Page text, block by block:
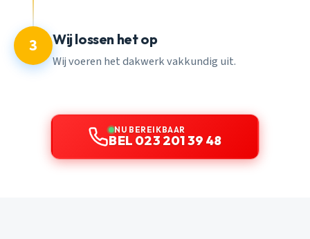
3 Wij lossen het op
Wij voeren het dakwerk vakkundig uit.
NU BEREIKBAAR
BEL 023 201 39 48